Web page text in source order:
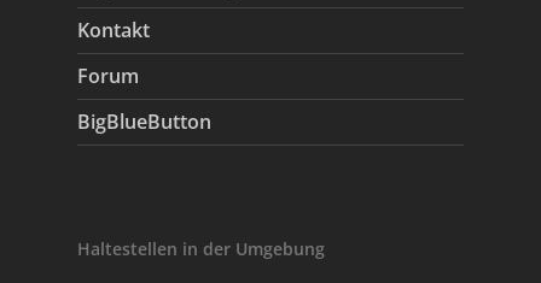
Kontakt
Forum
BigBlueButton
Haltestellen in der Umgebung